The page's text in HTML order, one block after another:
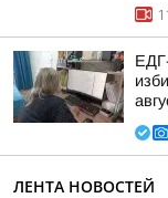
ЛЕНТА НОВОСТЕЙ